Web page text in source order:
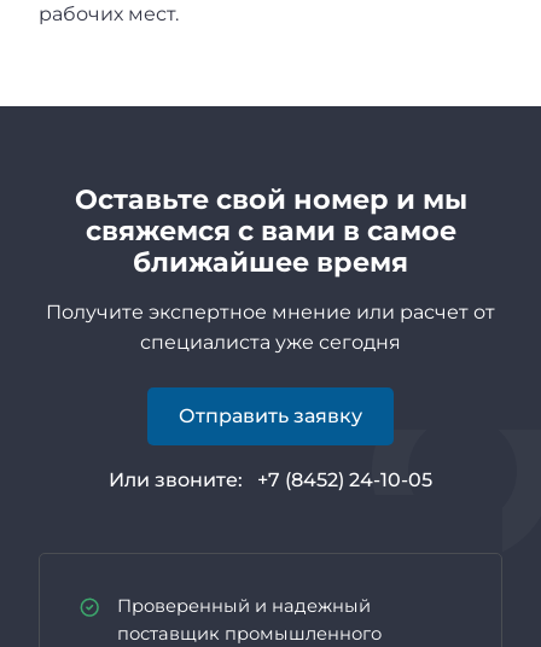
рабочих мест.
Оставьте свой номер и мы
свяжемся с вами в самое
ближайшее время
Получите экспертное мнение или расчет от
специалиста уже сегодня
Отправить заявку
Или звоните: +7 (8452) 24-10-05
Проверенный и надежный
поставщик промышленного